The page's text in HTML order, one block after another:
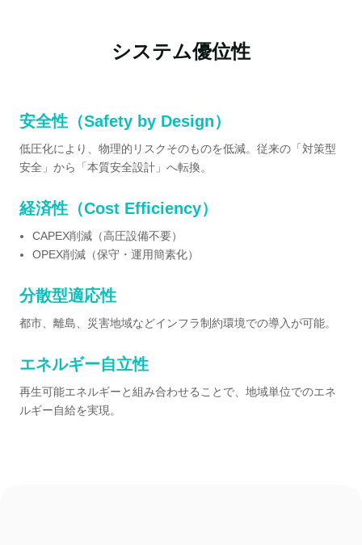
システム優位性
安全性（Safety by Design）
低圧化により、物理的リスクそのものを低減。従来の「対策型
安全」から「本質安全設計」へ転換。
経済性（Cost Efficiency）
CAPEX削減（高圧設備不要）
OPEX削減（保守・運用簡素化）
分散型適応性
都市、離島、災害地域などインフラ制約環境での導入が可能。
エネルギー自立性
再生可能エネルギーと組み合わせることで、地域単位でのエネ
ルギー自給を実現。